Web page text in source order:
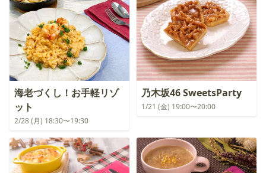
海老づくし！お手軽リゾ
ット
2/28 (月) 18:30〜19:30
乃木坂46 SweetsParty
1/21 (金) 19:00〜20:00